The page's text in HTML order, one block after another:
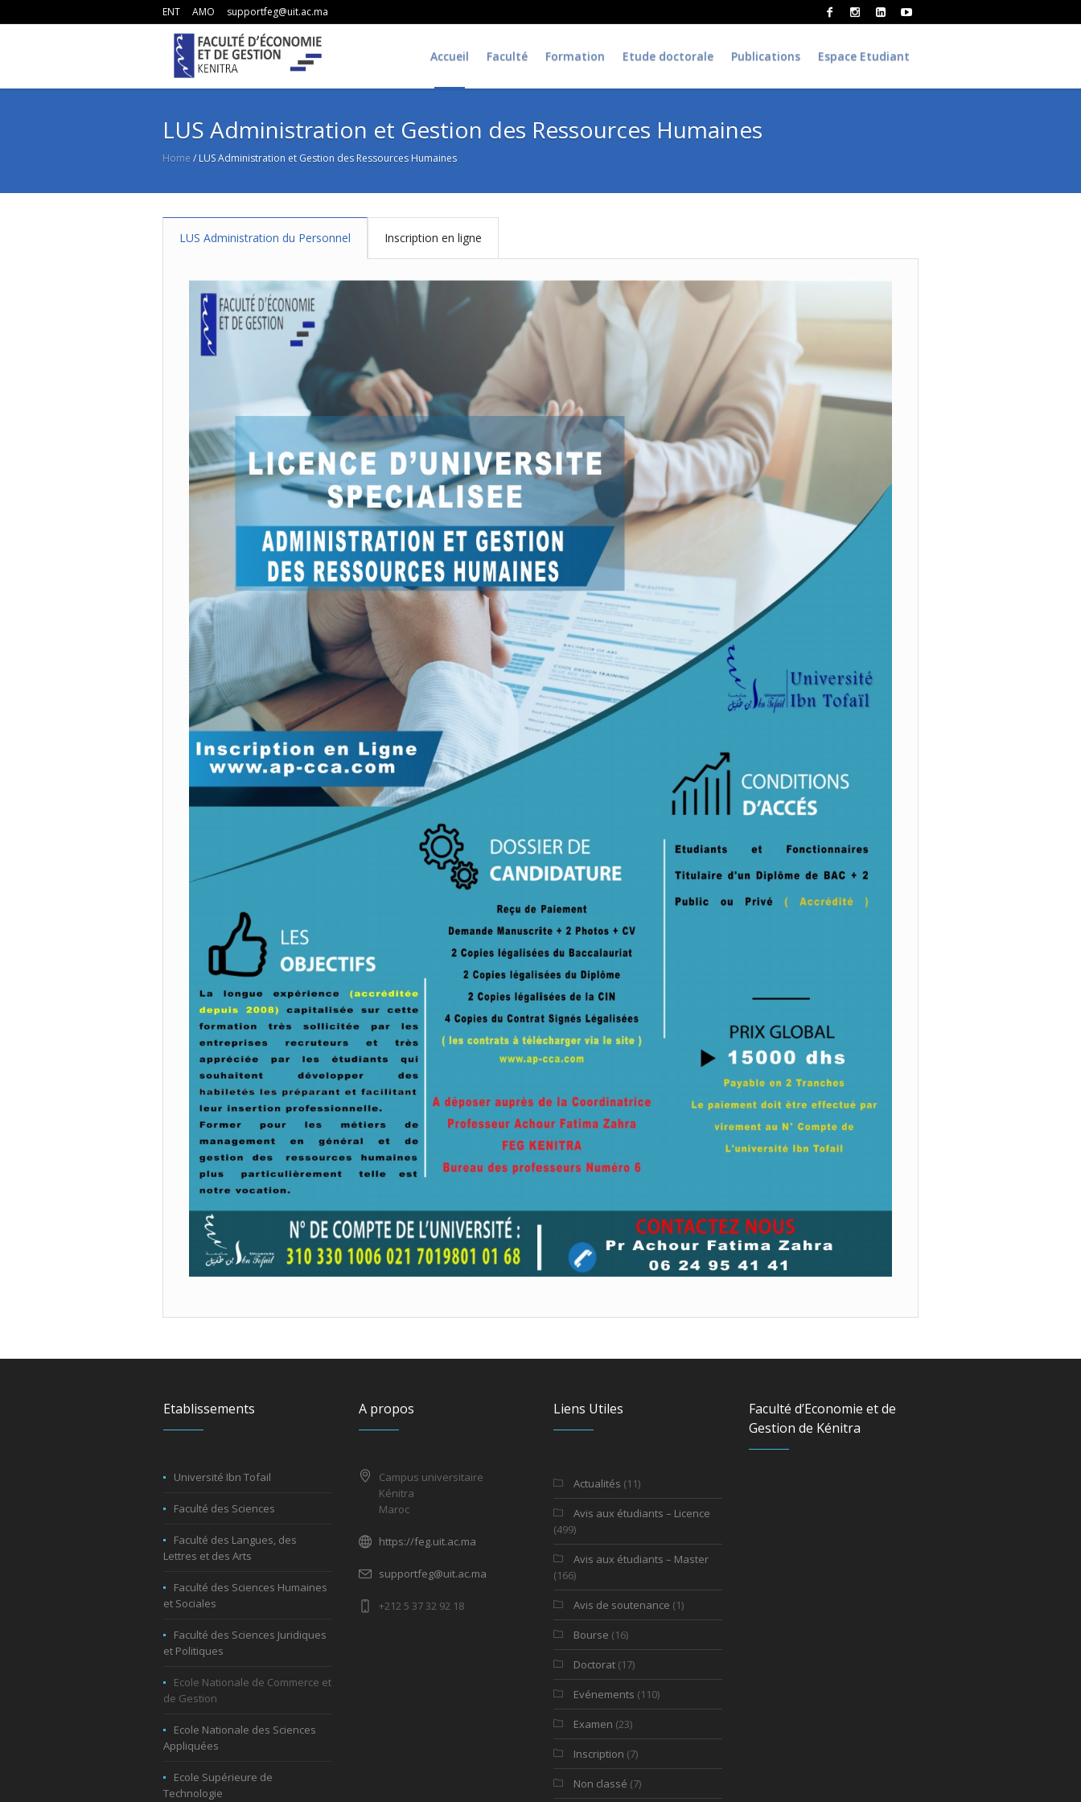
ENT AMO supportfeg@uit.ac.ma
Accueil Faculté Formation Etude doctorale Publications Espace Etudiant
LUS Administration et Gestion des Ressources Humaines
Home / LUS Administration et Gestion des Ressources Humaines
LUS Administration du Personnel Inscription en ligne
Etablissements
Université Ibn Tofail
Faculté des Sciences
Faculté des Langues, des
Lettres et des Arts
Faculté des Sciences Humaines
et Sociales
Faculté des Sciences Juridiques
et Politiques
Ecole Nationale de Commerce et
de Gestion
Ecole Nationale des Sciences
Appliquées
Ecole Supérieure de
Technologie
A propos
Campus universitaire
Kénitra
Maroc
https://feg.uit.ac.ma
supportfeg@uit.ac.ma
+212 5 37 32 92 18
Liens Utiles
Actualités (11)
Avis aux étudiants – Licence
(499)
Avis aux étudiants – Master
(166)
Avis de soutenance (1)
Bourse (16)
Doctorat (17)
Evénements (110)
Examen (23)
Inscription (7)
Non classé (7)
Faculté d’Economie et de
Gestion de Kénitra